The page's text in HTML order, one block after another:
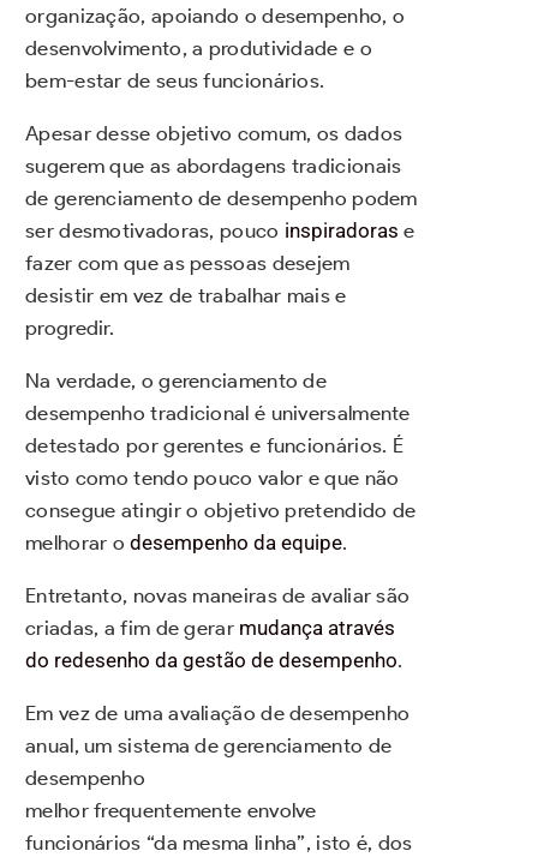
organização, apoiando o desempenho, o
desenvolvimento, a produtividade e o
bem-estar de seus funcionários.
Apesar desse objetivo comum, os dados
sugerem que as abordagens tradicionais
de gerenciamento de desempenho podem
ser desmotivadoras, pouco inspiradoras e
fazer com que as pessoas desejem
desistir em vez de trabalhar mais e
progredir.
Na verdade, o gerenciamento de
desempenho tradicional é universalmente
detestado por gerentes e funcionários. É
visto como tendo pouco valor e que não
consegue atingir o objetivo pretendido de
melhorar odesempenho da equipe.
Entretanto, novas maneiras de avaliar são
criadas, a fim de gerar mudança através
do redesenho da gestão de desempenho.
Em vez de uma avaliação de desempenho
anual, um sistema de gerenciamento de
desempenho
melhor frequentemente envolve
funcionários “da mesma linha”, isto é, dos